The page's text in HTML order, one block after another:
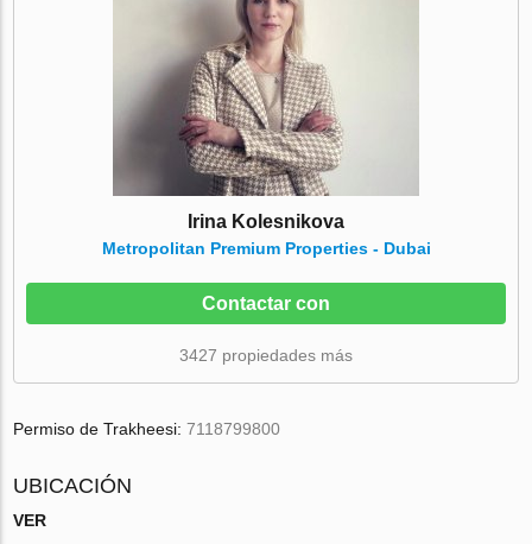
Irina Kolesnikova
Metropolitan Premium Properties - Dubai
Contactar con
3427 propiedades más
Permiso de Trakheesi:7118799800
UBICACIÓN
VER